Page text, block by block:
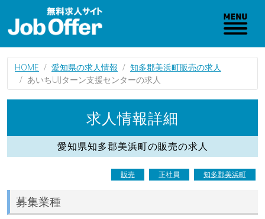
HOME 愛知県の求人情報
知多郡美浜町販売の求人
あいちUIJターン支援センターの求人
求人情報詳細
愛知県知多郡美浜町の販売の求人
販売 正社員 知多郡美浜町
募集業種